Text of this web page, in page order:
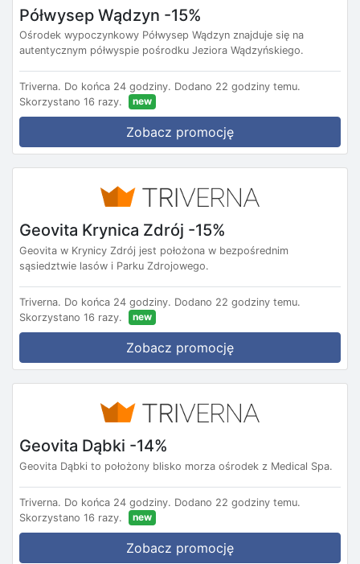
Półwysep Wądzyn -15%
Ośrodek wypoczynkowy Półwysep Wądzyn znajduje się na
autentycznym półwyspie pośrodku Jeziora Wądzyńskiego.
Triverna. Do końca 24 godziny. Dodano 22 godziny temu.
Skorzystano 16 razy.
new
Zobacz promocję
Geovita Krynica Zdrój -15%
Geovita w Krynicy Zdrój jest położona w bezpośrednim
sąsiedztwie lasów i Parku Zdrojowego.
Triverna. Do końca 24 godziny. Dodano 22 godziny temu.
Skorzystano 16 razy.
new
Zobacz promocję
Geovita Dąbki -14%
Geovita Dąbki to położony blisko morza ośrodek z Medical Spa.
Triverna. Do końca 24 godziny. Dodano 22 godziny temu.
Skorzystano 16 razy.
new
Zobacz promocję